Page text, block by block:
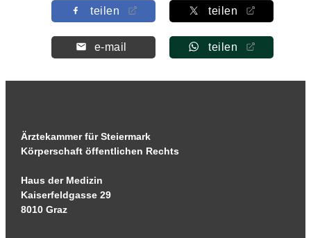
teilen teilen
e-mail teilen
Ärztekammer für Steiermark
Körperschaft öffentlichen Rechts
Haus der Medizin
Kaiserfeldgasse 29
8010 Graz